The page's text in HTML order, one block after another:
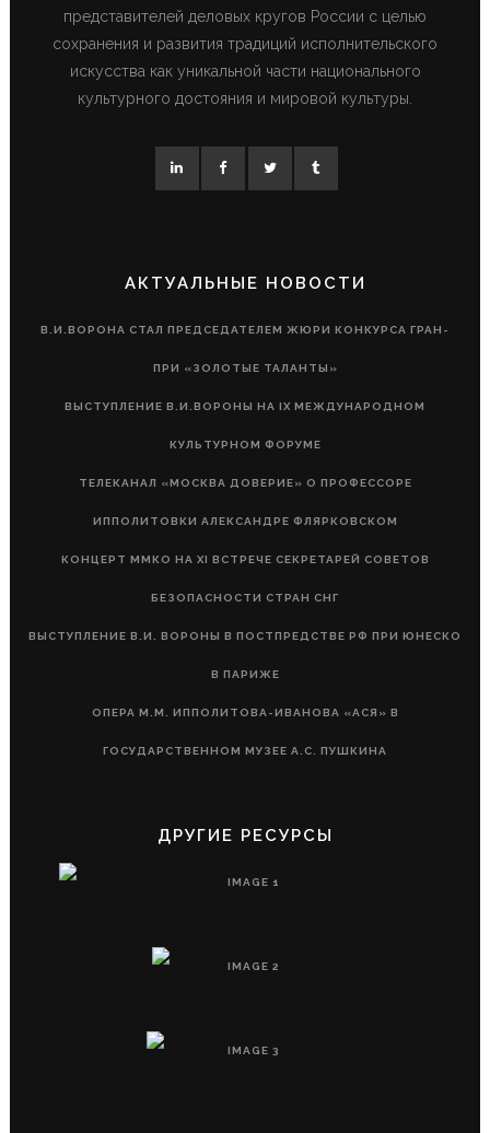
представителей деловых кругов России с целью
сохранения и развития традиций исполнительского
искусства как уникальной части национального
культурного достояния и мировой культуры.
АКТУАЛЬНЫЕ НОВОСТИ
В.И.ВОРОНА СТАЛ ПРЕДСЕДАТЕЛЕМ ЖЮРИ КОНКУРСА ГРАН-
ПРИ «ЗОЛОТЫЕ ТАЛАНТЫ»
ВЫСТУПЛЕНИЕ В.И.ВОРОНЫ НА IX МЕЖДУНАРОДНОМ
КУЛЬТУРНОМ ФОРУМЕ
ТЕЛЕКАНАЛ «МОСКВА ДОВЕРИЕ» О ПРОФЕССОРЕ
ИППОЛИТОВКИ АЛЕКСАНДРЕ ФЛЯРКОВСКОМ
КОНЦЕРТ ММКО НА XI ВСТРЕЧЕ СЕКРЕТАРЕЙ СОВЕТОВ
БЕЗОПАСНОСТИ СТРАН СНГ
ВЫСТУПЛЕНИЕ В.И. ВОРОНЫ В ПОСТПРЕДСТВЕ РФ ПРИ ЮНЕСКО
В ПАРИЖЕ
ОПЕРА М.М. ИППОЛИТОВА-ИВАНОВА «АСЯ» В
ГОСУДАРСТВЕННОМ МУЗЕЕ А.С. ПУШКИНА
ДРУГИЕ РЕСУРСЫ